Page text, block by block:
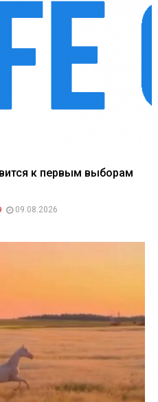
к первым выборам
09.08.2026